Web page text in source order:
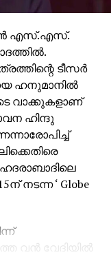
എസ്.എസ്.
ടീസര്‍
ഹനുമാനില്‍
വാക്കുകളാണ്
ഹിന്ദു
നടന്ന ‘ Globe
വന്‍ വേദിയില്‍